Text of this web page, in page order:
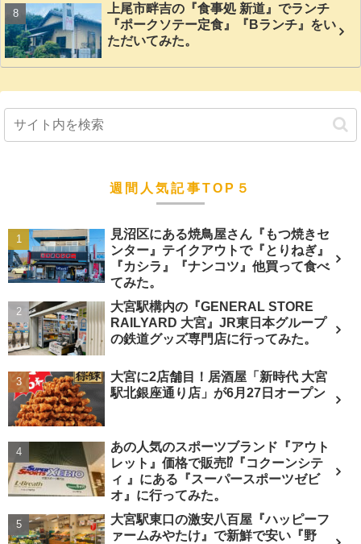
上尾市畔吉の『食事処 新道』でランチ
『ポークソテー定食』『Bランチ』をい
ただいてみた。
週間人気記事TOP５
見沼区にある焼鳥屋さん『もつ焼きセ
ンター』テイクアウトで『とりねぎ』
『カシラ』『ナンコツ』他買って食べ
てみた。
大宮駅構内の『GENERAL STORE
RAILYARD 大宮』JR東日本グループ
の鉄道グッズ専門店に行ってみた。
大宮に2店舗目！居酒屋「新時代 大宮
駅北銀座通り店」が6月27日オープン
あの人気のスポーツブランド『アウト
レット』価格で販売⁉︎『コクーンシテ
ィ 』にある『スーパースポーツゼビ
オ』に行ってみた。
大宮駅東口の激安八百屋『ハッピーフ
ァームみやたけ』で新鮮で安い『野